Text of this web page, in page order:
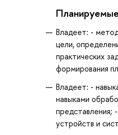
Владеет: -
цели,
практических
формирования
Владеет: -
навыками
представления;
устройств и